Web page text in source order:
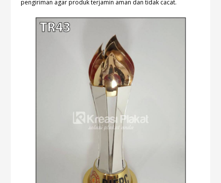
pengiriman agar produk terjamin aman dan tidak cacat.